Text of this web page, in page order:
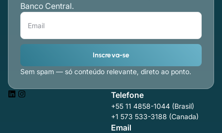
Banco Central.
Inscreva-se
Sem spam — só conteúdo relevante, direto ao ponto.
Telefone
+55 11 4858-1044 (Brasil)
+1 573 533-3188 (Canada)
Email